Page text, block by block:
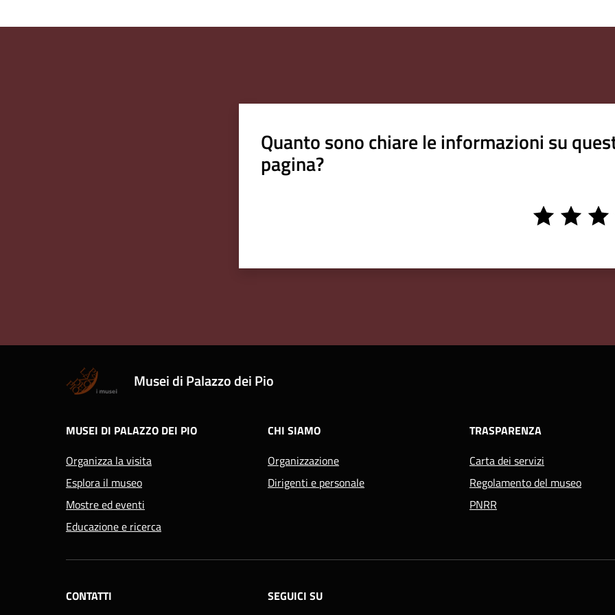
Quanto sono chiare le informazioni su
pagina?
3
stars
2
stars
1
stars
Musei di Palazzo dei Pio
MUSEI DI PALAZZO DEI PIO
Organizza la visita
Esplora il museo
Mostre ed eventi
Educazione e ricerca
CHI SIAMO
Organizzazione
Dirigenti e personale
TRASPARENZA
Carta dei servizi
Regolamento del museo
PNRR
CONTATTI SEGUICI SU